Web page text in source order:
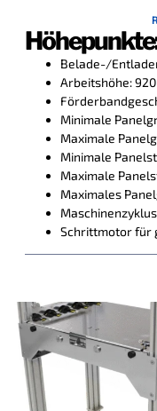
Belade-/
Arbeitshöhe:
Minimale
Maximale
Minimale
Maximale
Maximales
Schrittmotor für